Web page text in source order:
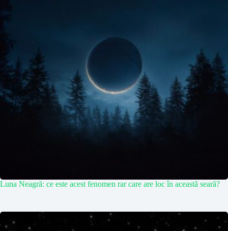
Luna Neagră: ce este acest fenomen rar care are loc în această seară?